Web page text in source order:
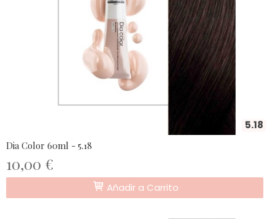
5.18
Dia Color 60ml - 5.18
10,00 €
Añadir a Carrito